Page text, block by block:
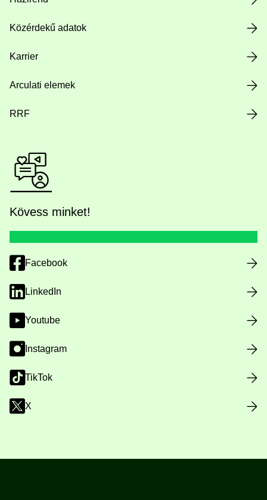
Közérdekű adatok
Karrier
Arculati elemek
RRF
Kövess minket!
Facebook
LinkedIn
Youtube
Instagram
TikTok
X